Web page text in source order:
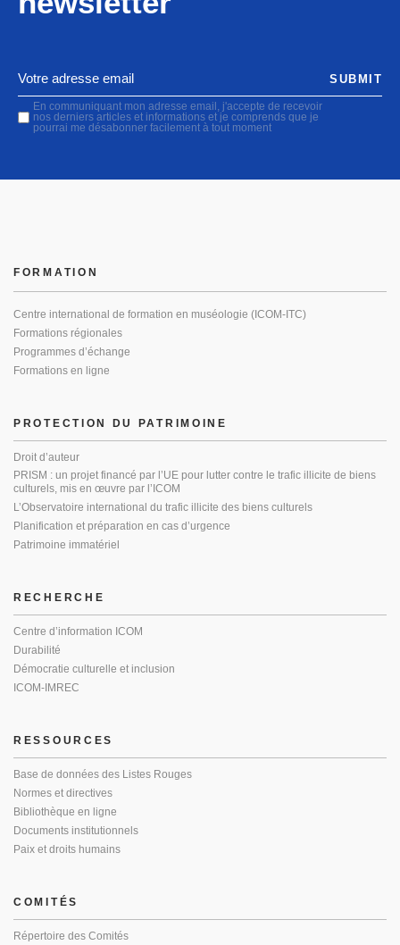
En communiquant mon adresse email, j'accepte de recevoir
nos derniers articles et informations et je comprends que je
pourrai me désabonner facilement à tout moment
SUBMIT
PROTECTION DU PATRIMOINE
Droit d’auteur
PRISM : un projet financé par l’UE pour lutter contre le trafic illicite de biens
culturels, mis en œuvre par l’ICOM
L’Observatoire international du trafic illicite des biens culturels
Planification et préparation en cas d’urgence
Patrimoine immatériel
FORMATION
Centre international de formation en muséologie (ICOM-ITC)
Formations régionales
Programmes d’échange
Formations en ligne
RECHERCHE
Centre d’information ICOM
Durabilité
Démocratie culturelle et inclusion
ICOM-IMREC
RESSOURCES
Base de données des Listes Rouges
Normes et directives
Bibliothèque en ligne
Documents institutionnels
Paix et droits humains
COMITÉS
Répertoire des Comités